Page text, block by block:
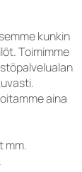
kunkin
Toimimme
aina
mm.